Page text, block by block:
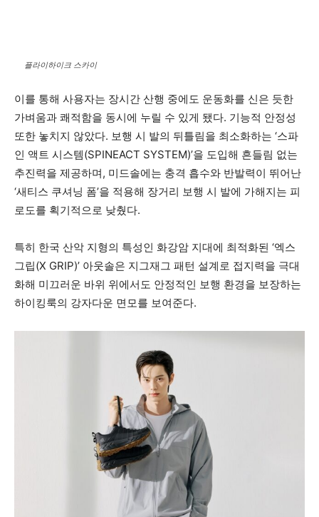
플라이하이크 스카이
이를 통해 사용자는 장시간 산행 중에도 운동화를 신은 듯한
가벼움과 쾌적함을 동시에 누릴 수 있게 됐다. 기능적 안정성
또한 놓치지 않았다. 보행 시 발의 뒤틀림을 최소화하는 ‘스파
인 액트 시스템(SPINEACT SYSTEM)’을 도입해 흔들림 없는
추진력을 제공하며, 미드솔에는 충격 흡수와 반발력이 뛰어난
‘새티스 쿠셔닝 폼’을 적용해 장거리 보행 시 발에 가해지는 피
로도를 획기적으로 낮췄다.
특히 한국 산악 지형의 특성인 화강암 지대에 최적화된 ‘엑스
그립(X GRIP)’ 아웃솔은 지그재그 패턴 설계로 접지력을 극대
화해 미끄러운 바위 위에서도 안정적인 보행 환경을 보장하는
하이킹룩의 강자다운 면모를 보여준다.